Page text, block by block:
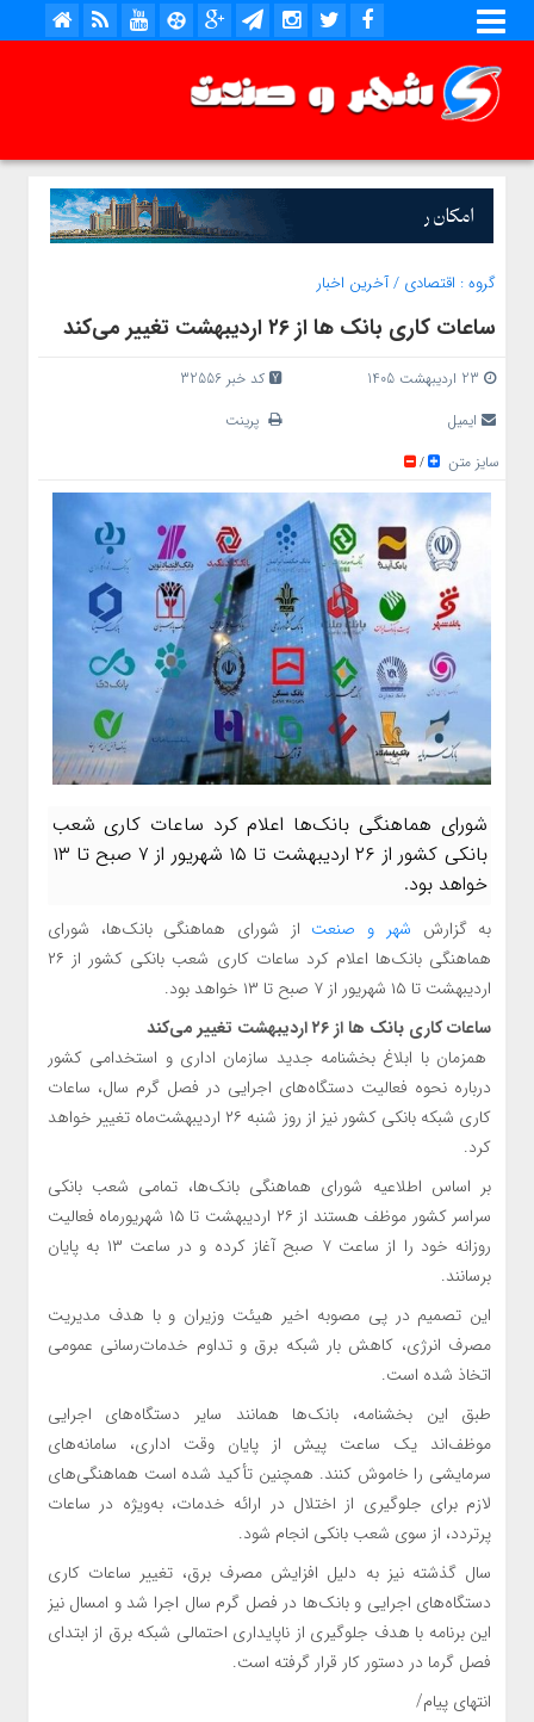
گروه : اقتصادی /آخرین اخبار
ساعات کاری بانک‌ ها از ۲۶ اردیبهشت تغییر می‌کند
23 اردیبهشت 1405
کد خبر 32556
ایمیل
پرینت
سایز متن
/
شورای هماهنگی بانک‌ها اعلام کرد ساعات کاری شعب
بانکی کشور از ۲۶ اردیبهشت تا ۱۵ شهریور از ۷ صبح تا ۱۳
خواهد بود.
به گزارش شهر و صنعت از شورای هماهنگی بانک‌ها، شورای
هماهنگی بانک‌ها اعلام کرد ساعات کاری شعب بانکی کشور از ۲۶
اردیبهشت تا ۱۵ شهریور از ۷ صبح تا ۱۳ خواهد بود.
ساعات کاری بانک‌ ها از ۲۶ اردیبهشت تغییر می‌کند
همزمان با ابلاغ بخشنامه جدید سازمان اداری و استخدامی کشور
درباره نحوه فعالیت دستگاه‌های اجرایی در فصل گرم سال، ساعات
کاری شبکه بانکی کشور نیز از روز شنبه ۲۶ اردیبهشت‌ماه تغییر خواهد
کرد.
بر اساس اطلاعیه شورای هماهنگی بانک‌ها، تمامی شعب بانکی
سراسر کشور موظف هستند از ۲۶ اردیبهشت تا ۱۵ شهریورماه فعالیت
روزانه خود را از ساعت ۷ صبح آغاز کرده و در ساعت ۱۳ به پایان
برسانند.
این تصمیم در پی مصوبه اخیر هیئت وزیران و با هدف مدیریت
مصرف انرژی، کاهش بار شبکه برق و تداوم خدمات‌رسانی عمومی
اتخاذ شده است.
طبق این بخشنامه، بانک‌ها همانند سایر دستگاه‌های اجرایی
موظف‌اند یک ساعت پیش از پایان وقت اداری، سامانه‌های
سرمایشی را خاموش کنند. همچنین تأکید شده است هماهنگی‌های
لازم برای جلوگیری از اختلال در ارائه خدمات، به‌ویژه در ساعات
پرتردد، از سوی شعب بانکی انجام شود.
سال گذشته نیز به دلیل افزایش مصرف برق، تغییر ساعات کاری
دستگاه‌های اجرایی و بانک‌ها در فصل گرم سال اجرا شد و امسال نیز
این برنامه با هدف جلوگیری از ناپایداری احتمالی شبکه برق از ابتدای
فصل گرما در دستور کار قرار گرفته است.
انتهای پیام/